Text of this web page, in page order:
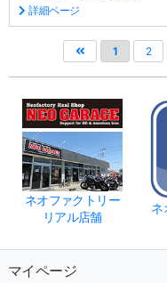
詳細ページ
1 2
ネオファクトリー
リアル店舗
ネ
マイページ